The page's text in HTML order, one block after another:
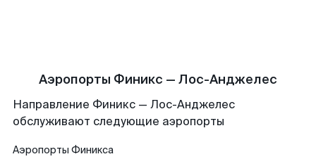
Аэропорты Финикс — Лос-Анджелес
Направление Финикс — Лос-Анджелес
обслуживают следующие аэропорты
Аэропорты Финикса